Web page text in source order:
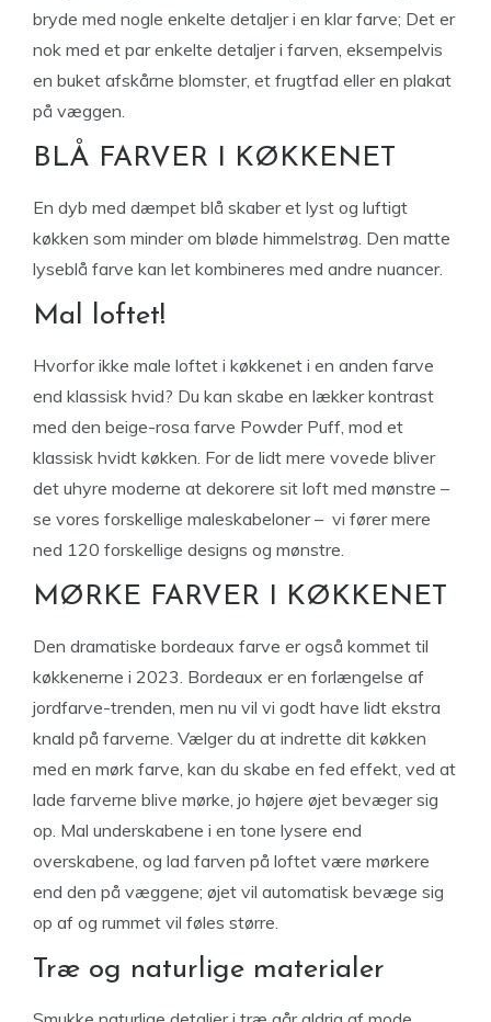
bryde med nogle enkelte detaljer i en klar farve; Det er
nok med et par enkelte detaljer i farven, eksempelvis
en buket afskårne blomster, et frugtfad eller en plakat
på væggen.
BLÅ FARVER I KØKKENET
En dyb med dæmpet blå skaber et lyst og luftigt
køkken som minder om bløde himmelstrøg. Den matte
lyseblå farve kan let kombineres med andre nuancer.
Mal loftet!
Hvorfor ikke male loftet i køkkenet i en anden farve
end klassisk hvid? Du kan skabe en lækker kontrast
med den beige-rosa farve Powder Puff, mod et
klassisk hvidt køkken. For de lidt mere vovede bliver
det uhyre moderne at dekorere sit loft med mønstre –
se vores forskellige maleskabeloner – vi fører mere
ned 120 forskellige designs og mønstre.
MØRKE FARVER I KØKKENET
Den dramatiske bordeaux farve er også kommet til
køkkenerne i 2023. Bordeaux er en forlængelse af
jordfarve-trenden, men nu vil vi godt have lidt ekstra
knald på farverne. Vælger du at indrette dit køkken
med en mørk farve, kan du skabe en fed effekt, ved at
lade farverne blive mørke, jo højere øjet bevæger sig
op. Mal underskabene i en tone lysere end
overskabene, og lad farven på loftet være mørkere
end den på væggene; øjet vil automatisk bevæge sig
op af og rummet vil føles større.
Træ og naturlige materialer